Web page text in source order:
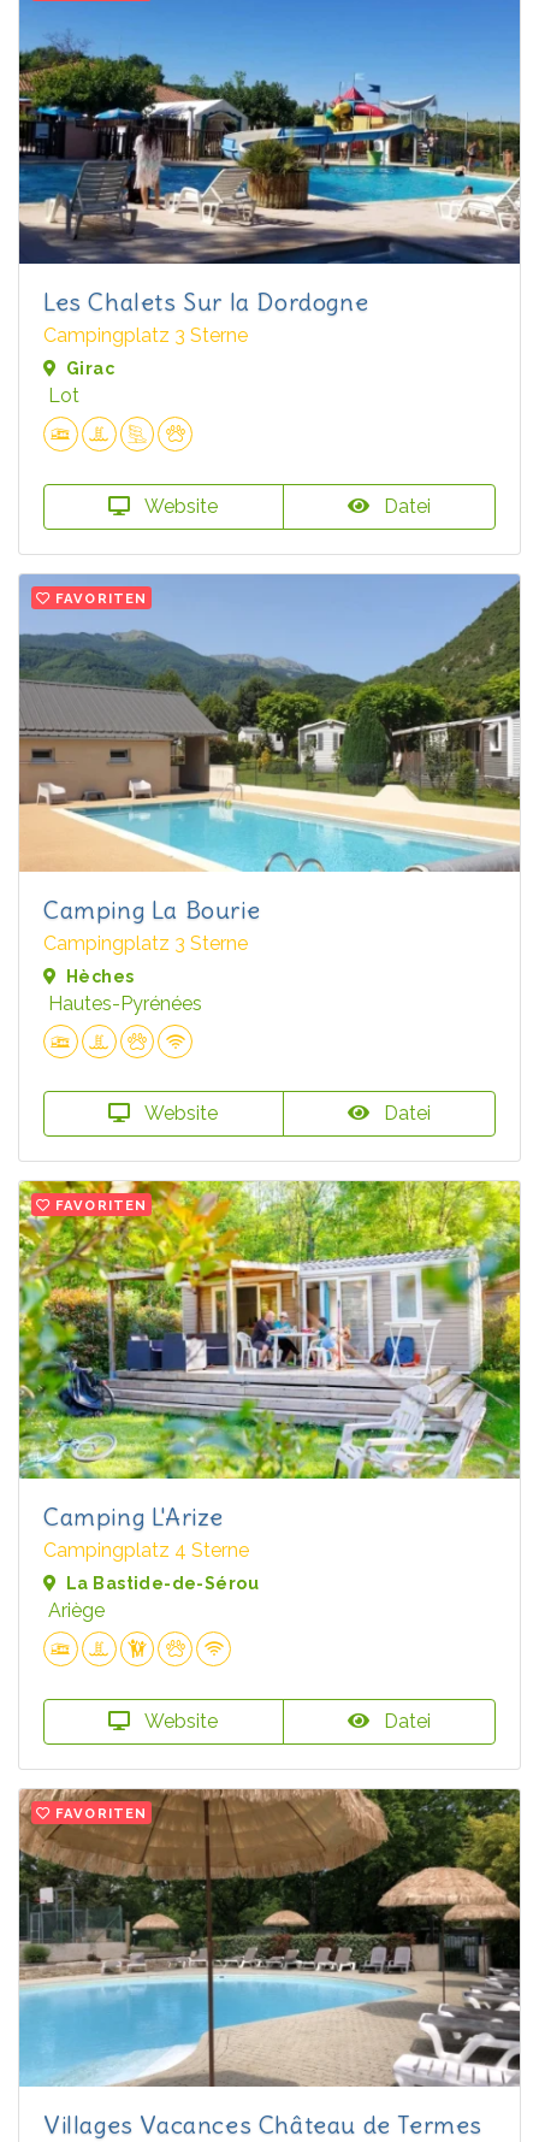
Les Chalets Sur la Dordogne
Campingplatz 3 Sterne
Girac
Lot
Website Datei
FAVORITEN
Camping La Bourie
Campingplatz 3 Sterne
Hèches
Hautes-Pyrénées
Website Datei
FAVORITEN
Camping L'Arize
Campingplatz 4 Sterne
La Bastide-de-Sérou
Ariège
Website Datei
FAVORITEN
Villages Vacances Château de Termes